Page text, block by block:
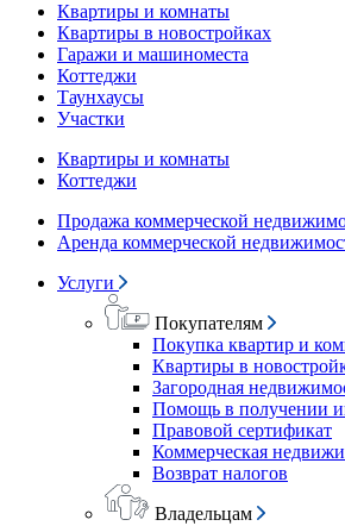
Квартиры и комнаты
Квартиры в новостройках
Гаражи и машиноместа
Коттеджи
Таунхаусы
Участки
Квартиры и комнаты
Коттеджи
Продажа коммерческой
Аренда коммерческой
Услуги
Покупателям
Покупка квартир и
Квартиры в
Загородная
Помощь в получении
Правовой сертификат
Коммерческая
Возврат налогов
Владельцам